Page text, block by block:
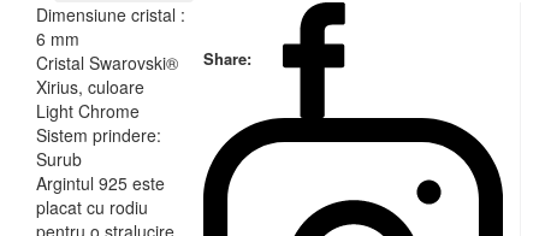
Share:
Dimensiune cristal :
6 mm
Cristal Swarovski®
Xirius, culoare
Light Chrome
Sistem prindere:
Surub
Argintul 925 este
placat cu rodiu
pentru o stralucire